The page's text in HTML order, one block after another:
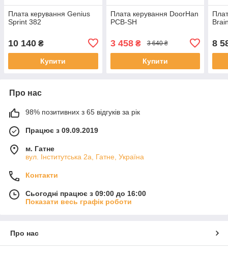
Плата керування Genius
Sprint 382
10 140 ₴
Купити
Плата керування DoorHan
PCB-SH
3 458₴ 3 640 ₴
Купити
8
Про нас
98% позитивних з 65 відгуків за рік
Працює з 09.09.2019
м. Гатне
вул. Інститутська 2а, Гатне, Україна
Контакти
Сьогодні працює з 09:00 до 16:00
Показати весь графік роботи
Про нас